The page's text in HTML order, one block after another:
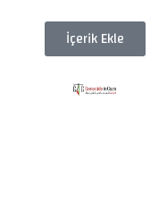
İçerik Ekle